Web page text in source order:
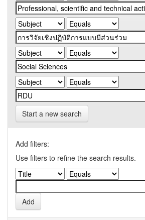
Start a new search
Add filters:
Use filters to refine the search results.